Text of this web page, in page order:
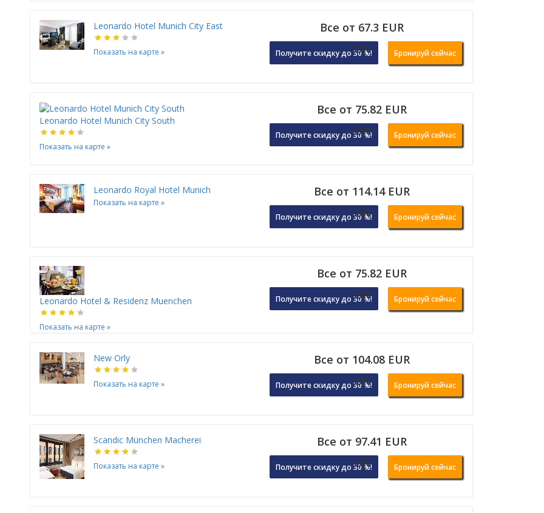
Leonardo Hotel Munich City East
Показать на карте »
Все от 67.3 EUR
Получите скидку до 30 %!
OR Бронируй сейчас
Leonardo Hotel Munich City South
Показать на карте »
Все от 75.82 EUR
Получите скидку до 30 %!
OR Бронируй сейчас
Leonardo Royal Hotel Munich
Показать на карте »
Все от 114.14 EUR
Получите скидку до 30 %!
OR Бронируй сейчас
Leonardo Hotel & Residenz Muenchen
Показать на карте »
Все от 75.82 EUR
Получите скидку до 30 %!
OR Бронируй сейчас
New Orly
Показать на карте »
Все от 104.08 EUR
Получите скидку до 30 %!
OR Бронируй сейчас
Scandic München Macherei
Показать на карте »
Все от 97.41 EUR
Получите скидку до 30 %!
OR Бронируй сейчас